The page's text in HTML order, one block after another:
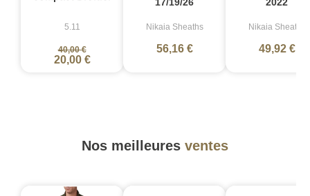
5.11
40,00 €
20,00 €
Nikaia Sheaths
56,16 €
Nikaia Sheaths
49,92 €
Nos meilleures ventes